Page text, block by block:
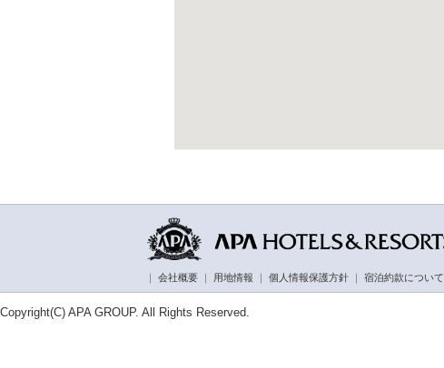
｜ 会社概要 ｜ 用地情報 ｜ 個人情報保護方針 ｜ 宿泊約款について
Copyright(C) APA GROUP. All Rights Reserved.